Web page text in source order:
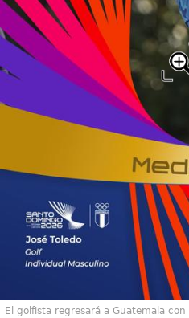
El golfista regresará a Guatemala